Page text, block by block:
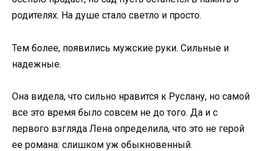
родителях. На душе стало светло и просто.
Тем более, появились мужские руки. Сильные и
надежные.
Она видела, что сильно нравится к Руслану, но самой
все это время было совсем не до того. Да и с
первого взгляда Лена определила, что это не герой
ее романа: слишком уж обыкновенный.